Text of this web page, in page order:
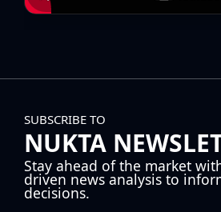
SUBSCRIBE TO
NUKTA
Stay ahead of the market
driven news analysis to
decisions.